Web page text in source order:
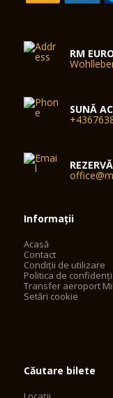
RM
SUNĂ
Informații
Acasă
Contact
Condiții de utilizare
Politica de
Transfer aeroport
Setări cookie
Căutare bilete